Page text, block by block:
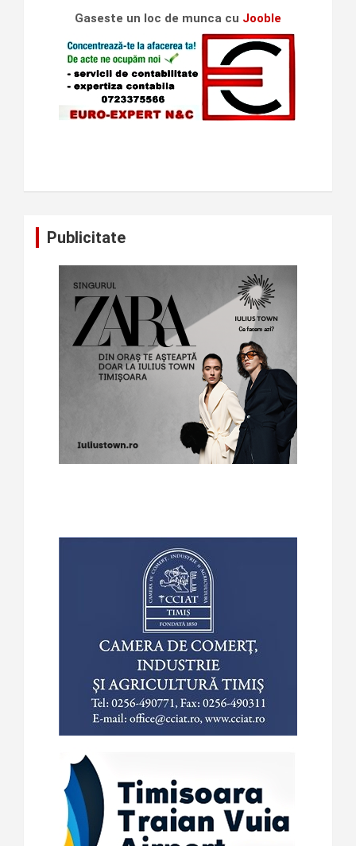
Gaseste un loc de munca cu Jooble
Publicitate